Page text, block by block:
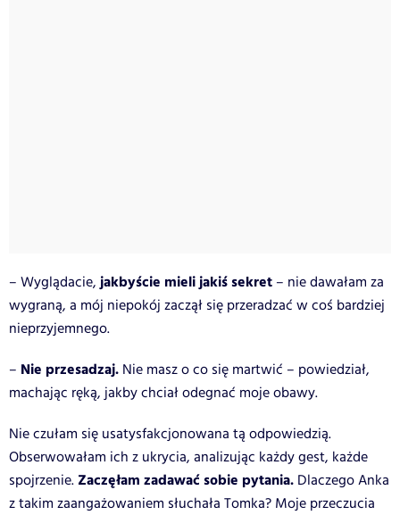
– Wyglądacie,jakbyście mieli jakiś sekret – nie dawałam za
wygraną, a mój niepokój zaczął się przeradzać w coś bardziej
nieprzyjemnego.
– Nie przesadzaj. Nie masz o co się martwić – powiedział,
machając ręką, jakby chciał odegnać moje obawy.
Nie czułam się usatysfakcjonowana tą odpowiedzią.
Obserwowałam ich z ukrycia, analizując każdy gest, każde
spojrzenie. Zaczęłam zadawać sobie pytania. Dlaczego Anka
z takim zaangażowaniem słuchała Tomka? Moje przeczucia